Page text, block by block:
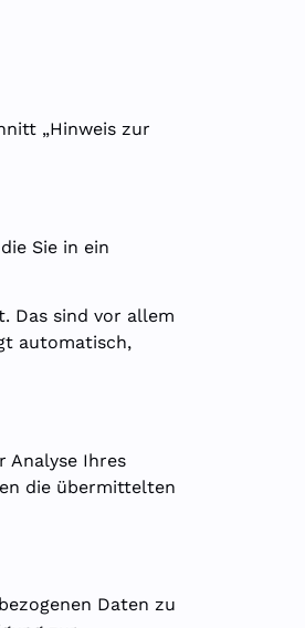
„Hinweis zur
Sie in ein
Das sind vor allem
automatisch,
Analyse Ihres
die übermittelten
Daten zu